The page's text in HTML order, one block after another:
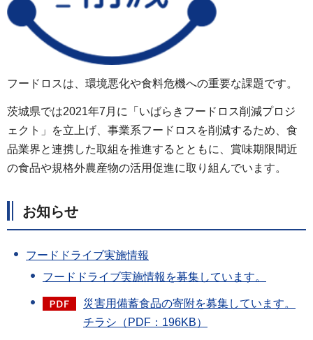
フードロスは、環境悪化や食料危機への重要な課題です。
茨城県では2021年7月に「いばらきフードロス削減プロジ
ェクト」を立上げ、事業系フードロスを削減するため、食
品業界と連携した取組を推進するとともに、賞味期限間近
の食品や規格外農産物の活用促進に取り組んでいます。
お知らせ
フードドライブ実施情報
フードドライブ実施情報を募集しています。
災害用備蓄食品の寄附を募集しています。
チラシ（PDF：196KB）